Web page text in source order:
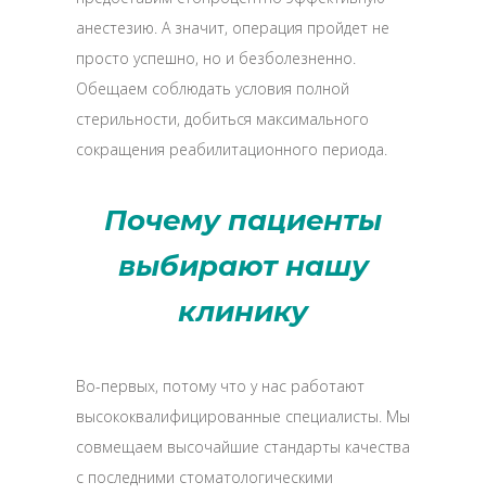
анестезию. А значит, операция пройдет не
просто успешно, но и безболезненно.
Обещаем соблюдать условия полной
стерильности, добиться максимального
сокращения реабилитационного периода.
Почему пациенты
выбирают нашу
клинику
Во-первых, потому что у нас работают
высококвалифицированные специалисты. Мы
совмещаем высочайшие стандарты качества
с последними стоматологическими